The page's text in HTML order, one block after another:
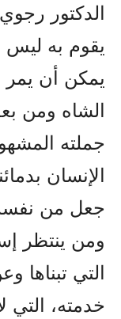
الدکتور
يقوم به ليس
يمکن أن يمر
الشاه ومن
جملته
الإنسان
جعل من
ومن ينتظر
التي تبناها
خدمته، التي